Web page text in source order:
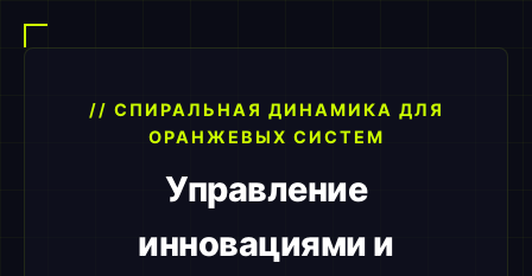
// СПИРАЛЬНАЯ ДИНАМИКА ДЛЯ
ОРАНЖЕВЫХ СИСТЕМ
Управление
инновациями и